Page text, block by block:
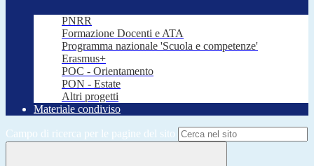
PNRR
Formazione Docenti e ATA
Programma nazionale 'Scuola e competenze'
Erasmus+
POC - Orientamento
PON - Estate
Altri progetti
Materiale condiviso
Campo di ricerca per le pagine del sito